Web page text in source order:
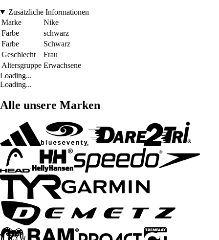
Zusätzliche Informationen
Marke
Nike
Farbe
schwarz
Farbe
Schwarz
Geschlecht
Frau
Altersgruppe Erwachsene
Loading...
Loading...
Alle unsere Marken